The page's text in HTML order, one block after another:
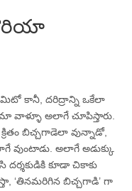
కానీ, దరిద్రాన్ని ఒకేలా
వాళ్ళూ అలాగే చూపిస్తారు.
బిచ్చగాడెలా వున్నాడో,
వుంటాడు. అలాగే అడుక్కు
దర్శకుడికి కూడా చికాకు
‘తినమరిగిన బిచ్చగాడి’ గా